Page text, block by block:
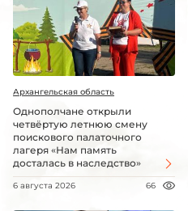
Архангельская область
Однополчане открыли
четвёртую летнюю смену
поискового палаточного
лагеря «Нам память
досталась в наследство»
6 августа 2026 66